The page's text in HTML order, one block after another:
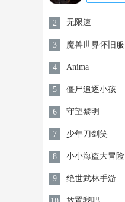
2 无限速
3 魔兽世界怀旧服
4 Anima
5 僵尸追逐小孩
6 守望黎明
7 少年刀剑笑
8 小小海盗大冒险
9 绝世武林手游